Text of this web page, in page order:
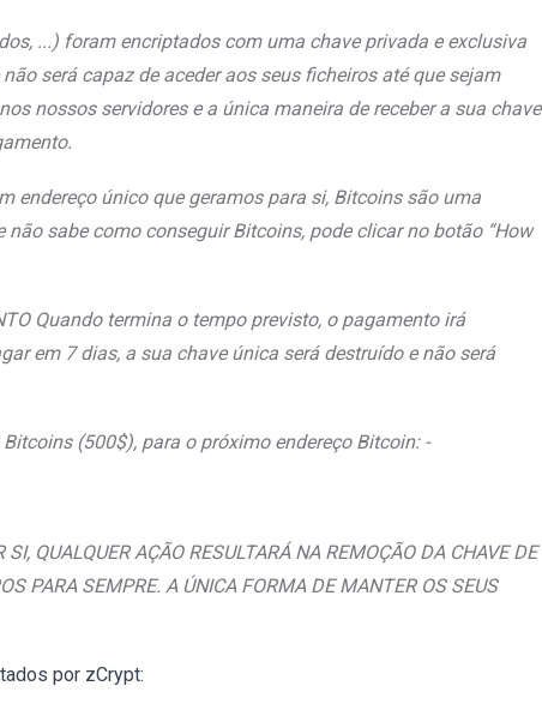
...) foram encriptados com uma chave privada e exclusiva
será capaz de aceder aos seus ficheiros até que sejam
nossos servidores e a única maneira de receber a sua chave
endereço único que geramos para si, Bitcoins são uma
sabe como conseguir Bitcoins, pode clicar no botão “How
Quando termina o tempo previsto, o pagamento irá
em 7 dias, a sua chave única será destruído e não será
(500$), para o próximo endereço Bitcoin: -
QUALQUER AÇÃO RESULTARÁ NA REMOÇÃO DA CHAVE DE
PARA SEMPRE. A ÚNICA FORMA DE MANTER OS SEUS
por zCrypt: